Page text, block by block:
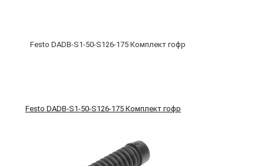
Festo DADB-S1-50-S126-175 Комплект гофр